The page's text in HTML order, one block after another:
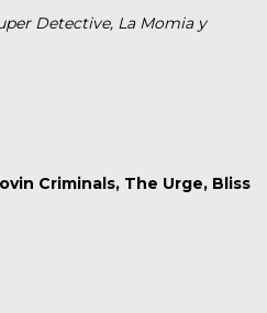
Detective, La Momia y
Criminals, The Urge, Bliss